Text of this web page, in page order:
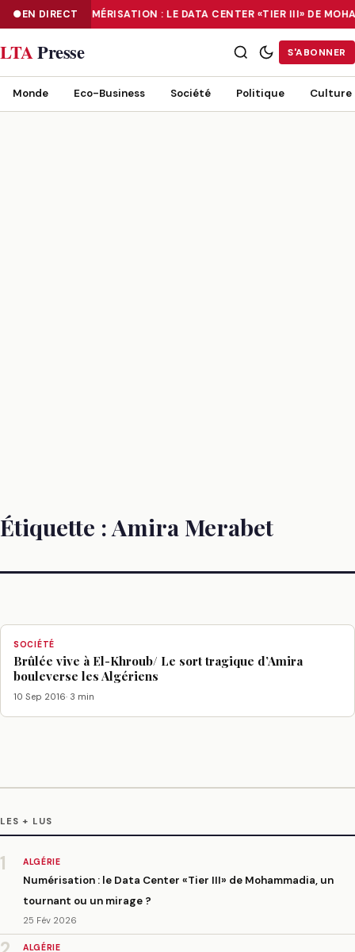
EN DIRECTNUMÉRISATION : LE DATA CENTER «TIER III» DE
NUMÉRISATION : LE DATA CENTER «TIER III» DE MOHAMMADIA, UN
LTAPresse S'ABONNER
Monde Eco-Business Société Politique Culture
Étiquette :Amira Merabet
SOCIÉTÉ
Brûlée vive à El-Khroub/ Le sort tragique d’Amira
bouleverse les Algériens
10 Sep 2016· 3 min
LES + LUS
1 ALGÉRIE
Numérisation : le Data Center «Tier III» de Mohammadia, un
tournant ou un mirage ?
25 Fév 2026
ALGÉRIE